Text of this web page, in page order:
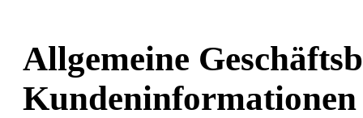
Allgemeine
Kundeninformationen